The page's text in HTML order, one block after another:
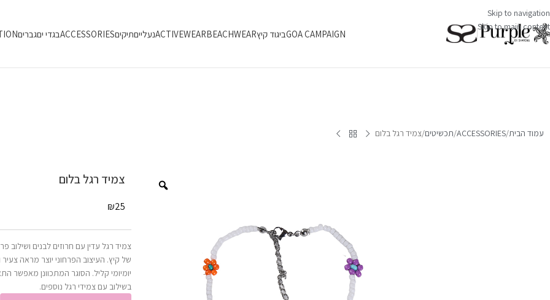
Skip to navigation
Skip to main content
GOA CAMPAIGNביגוד קיץBEACHWEAR
ACTIVEWEARנעלייםתיקיםACCESSORIESבגדי יםגברים
עמוד הבית ACCESSORIES תכשיטים צמיד רגל בלום
צמיד רגל בלום
₪25
צמיד רגל עדין עם חרוזים לבנים ושילוב
של קיץ. העיצוב הפרחוני יוצר מראה
יומיומי קליל. הסוגר המתכוונן מאפשר
בשילוב עם צמידי רגל נוספים.